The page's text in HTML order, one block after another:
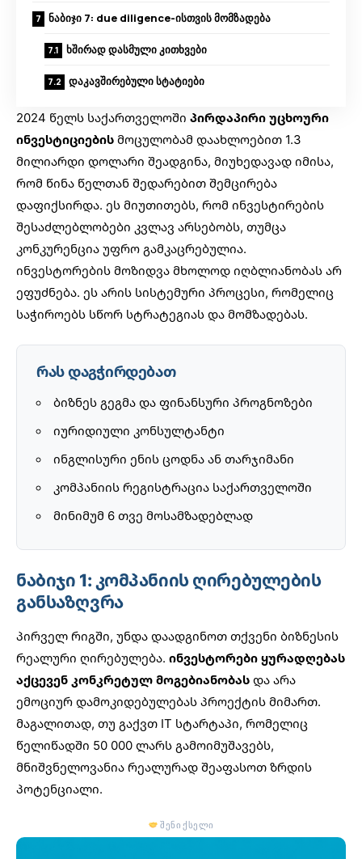
ნაბიჯი 7: due diligence-ისთვის მომზადება
ხშირად დასმული კითხვები
დაკავშირებული სტატიები
2024 წელს საქართველოში პირდაპირი უცხოური
ინვესტიციების მოცულობამ დაახლოებით 1.3
მილიარდი დოლარი შეადგინა, მიუხედავად იმისა,
რომ წინა წელთან შედარებით შემცირება
დაფიქსირდა. ეს მიუთითებს, რომ ინვესტირების
შესაძლებლობები კვლავ არსებობს, თუმცა
კონკურენცია უფრო გამკაცრებულია.
ინვესტორების მოზიდვა მხოლოდ იღბლიანობას არ
ეფუძნება. ეს არის სისტემური პროცესი, რომელიც
საჭიროებს სწორ სტრატეგიას და მომზადებას.
რას დაგჭირდებათ
ბიზნეს გეგმა და ფინანსური პროგნოზები
იურიდიული კონსულტანტი
ინგლისური ენის ცოდნა ან თარჯიმანი
კომპანიის რეგისტრაცია საქართველოში
მინიმუმ 6 თვე მოსამზადებლად
ნაბიჯი 1: კომპანიის ღირებულების
განსაზღვრა
პირველ რიგში, უნდა დაადგინოთ თქვენი ბიზნესის
რეალური ღირებულება. ინვესტორები ყურადღებას
აქცევენ კონკრეტულ მოგებიანობას და არა
ემოციურ დამოკიდებულებას პროექტის მიმართ.
მაგალითად, თუ გაქვთ IT სტარტაპი, რომელიც
წელიწადში 50 000 ლარს გამოიმუშავებს,
მნიშვნელოვანია რეალურად შეაფასოთ ზრდის
პოტენციალი.
შენი ქსელი